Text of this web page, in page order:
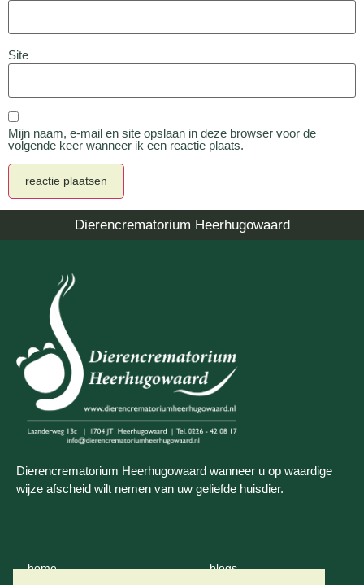
Site
Mijn naam, e-mail en site opslaan in deze browser voor de
volgende keer wanneer ik een reactie plaats.
Dierencrematorium Heerhugowaard
Dierencrematorium Heerhugowaard wanneer u op waardige
wijze afscheid wilt nemen van uw geliefde huisdier.
home blogs